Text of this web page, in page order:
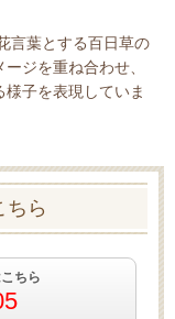
言葉とする百日草の
ジを重ね合わせ、
子を表現していま
ちら
ちら